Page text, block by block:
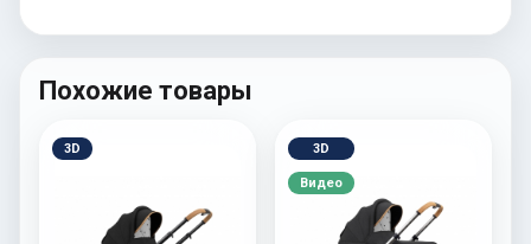
Похожие товары
3D 3D
Видео